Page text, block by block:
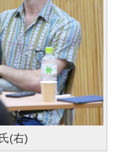
(右)